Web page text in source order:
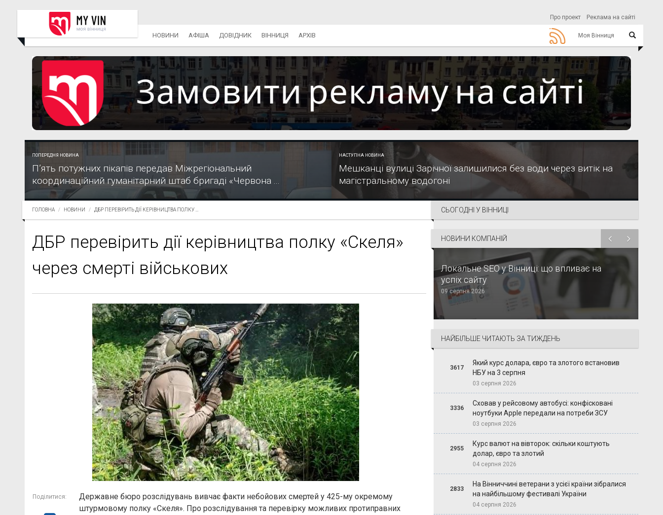
Про проект Реклама на сайті
Моя Вінниця
НОВИНИ АФІША ДОВІДНИК ВІННИЦЯ АРХІВ
ПОПЕРЕДНЯ НОВИНА
П’ять потужних пікапів передав Міжрегіональний
координаційний гуманітарний штаб бригаді «Червона ...
НАСТУПНА НОВИНА
Мешканці вулиці Зарічної залишилися без води через витік на
магістральному водогоні
ГОЛОВНА НОВИНИ ДБР ПЕРЕВІРИТЬ ДІЇ КЕРІВНИЦТВА ПОЛКУ ...
ДБР перевірить дії керівництва полку «Скеля»
через смерті військових
Поділитися:
Державне бюро розслідувань вивчає факти небойових смертей у 425-му окремому
штурмовому полку «Скеля». Про розслідування та перевірку можливих протиправних
СЬОГОДНІ У ВІННИЦІ
НОВИНИ КОМПАНІЙ
Локальне SEO у Вінниці: що впливає на
успіх сайту
09 серпня 2026
НАЙБІЛЬШЕ ЧИТАЮТЬ ЗА ТИЖДЕНЬ
3617
Який курс долара, євро та злотого встановив
НБУ на 3 серпня
03 серпня 2026
3336
Сховав у рейсовому автобусі: конфісковані
ноутбуки Apple передали на потреби ЗСУ
03 серпня 2026
2955
Курс валют на вівторок: скільки коштують
долар, євро та злотий
04 серпня 2026
2833
На Вінниччині ветерани з усієї країни зібралися
на найбільшому фестивалі України
04 серпня 2026